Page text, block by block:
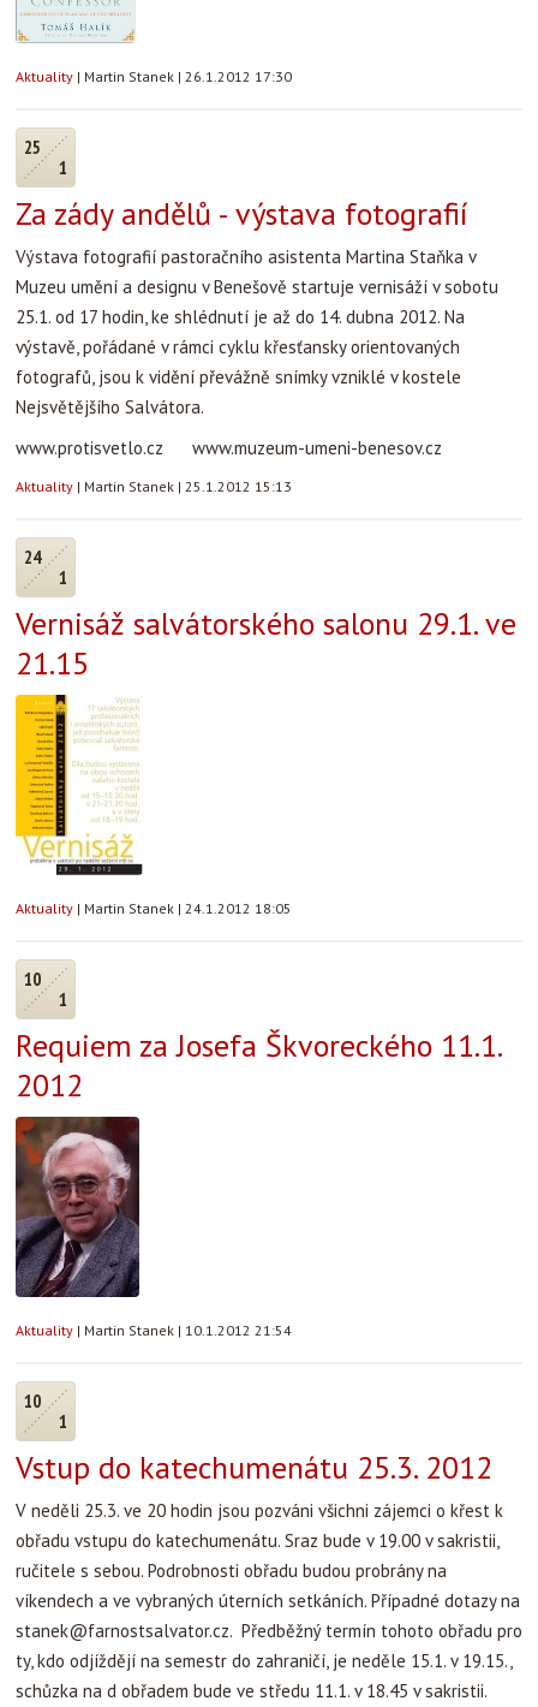
Aktuality | Martin Stanek | 26.1.2012 17:30
25
1
Za zády andělů - výstava fotografií
Výstava fotografií pastoračního asistenta Martina Staňka v
Muzeu umění a designu v Benešově startuje vernisáží v sobotu
25.1. od 17 hodin, ke shlédnutí je až do 14. dubna 2012. Na
výstavě, pořádané v rámci cyklu křesťansky orientovaných
fotografů, jsou k vidění převážně snímky vzniklé v kostele
Nejsvětějšího Salvátora.
www.protisvetlo.cz www.muzeum-umeni-benesov.cz
Aktuality | Martin Stanek | 25.1.2012 15:13
24
1
Vernisáž salvátorského salonu 29.1. ve
21.15
Aktuality | Martin Stanek | 24.1.2012 18:05
10
1
Requiem za Josefa Škvoreckého 11.1.
2012
Aktuality | Martin Stanek | 10.1.2012 21:54
10
1
Vstup do katechumenátu 25.3. 2012
V neděli 25.3. ve 20 hodin jsou pozváni všichni zájemci o křest k
obřadu vstupu do katechumenátu. Sraz bude v 19.00 v sakristii,
ručitele s sebou. Podrobnosti obřadu budou probrány na
víkendech a ve vybraných úterních setkáních. Případné dotazy na
stanek@farnostsalvator.cz. Předběžný termín tohoto obřadu pro
ty, kdo odjíždějí na semestr do zahraničí, je neděle 15.1. v 19.15.,
schůzka na d obřadem bude ve středu 11.1. v 18.45 v sakristii.